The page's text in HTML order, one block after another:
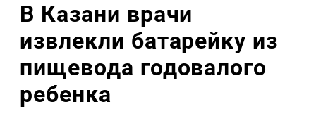
В Казани врачи
извлекли батарейку из
пищевода годовалого
ребенка